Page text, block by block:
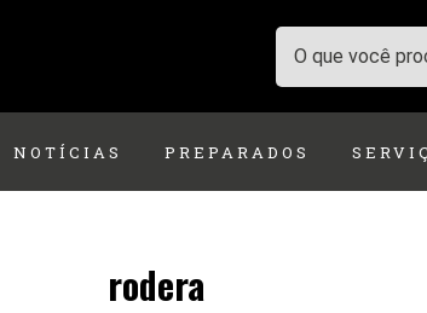
NOTÍCIAS PREPARADOS
rodera